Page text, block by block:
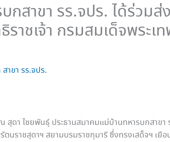
กสาขา รร.จปร. ได้ร่วม
าชเจ้า กรมสมเด็จพระ
าขา รร.จปร.
ดา ไชยพันธุ์ ประธานสมาคมแม่บ้านทหารบกสาขา
รัตนราชสุดาฯ สยามบรมราชกุมารี ซึ่งทรงเสด็จฯ